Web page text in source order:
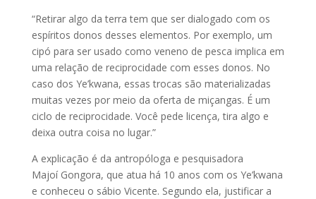
“Retirar algo da terra tem que ser dialogado com os
espíritos donos desses elementos. Por exemplo, um
cipó para ser usado como veneno de pesca implica em
uma relação de reciprocidade com esses donos. No
caso dos Ye’kwana, essas trocas são materializadas
muitas vezes por meio da oferta de miçangas. É um
ciclo de reciprocidade. Você pede licença, tira algo e
deixa outra coisa no lugar.”
A explicação é da antropóloga e pesquisadora
Majoí Gongora, que atua há 10 anos com os Ye’kwana
e conheceu o sábio Vicente. Segundo ela, justificar a